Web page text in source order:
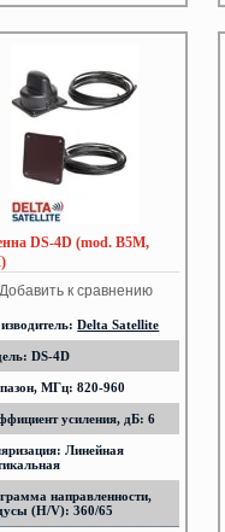
DS-4D (mod. B5M,
Добавить к сравнению
Delta Satellite
DS-4D
МГц: 820-960
усиления, дБ: 6
Линейная
направленности,
(H/V): 360/65